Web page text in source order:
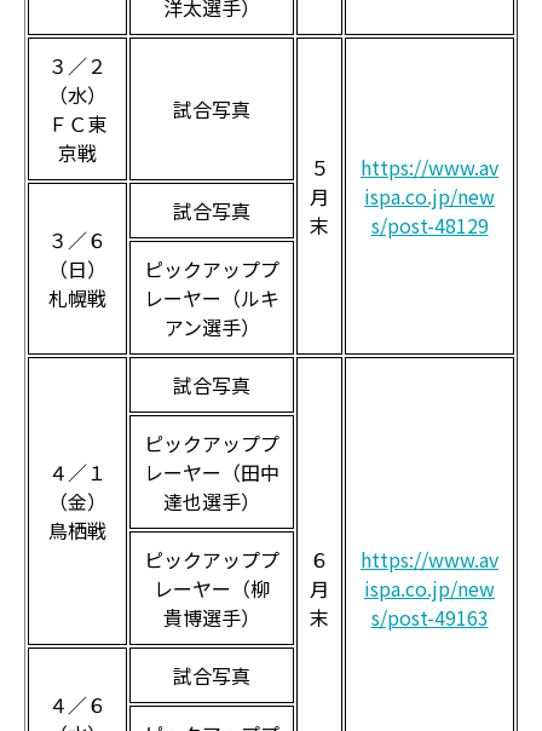
洋太選手）
３／２
（水）
ＦＣ東
京戦
試合写真
５
月
末
https://www.av
ispa.co.jp/new
s/post-48129
３／６
（日）
札幌戦
試合写真
ピックアッププ
レーヤー（ルキ
アン選手）
４／１
（金）
鳥栖戦
試合写真
６
月
末
https://www.av
ispa.co.jp/new
s/post-49163
ピックアッププ
レーヤー（田中
達也選手）
ピックアッププ
レーヤー（柳
貴博選手）
４／６
試合写真